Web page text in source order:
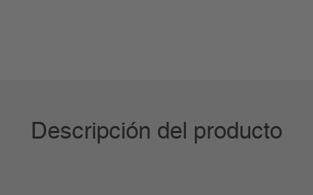
Descripción del producto